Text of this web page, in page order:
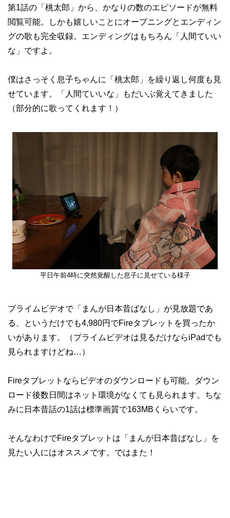
第1話の「桃太郎」から、かなりの数のエピソードが無料
閲覧可能。しかも嬉しいことにオープニングとエンディン
グの歌も完全収録。エンディングはもちろん「人間ていい
な」ですよ。
僕はさっそく息子ちゃんに「桃太郎」を繰り返し何度も見
せています。「人間ていいな」もだいぶ覚えてきました
（部分的に歌ってくれます！）
平日午前4時に突然覚醒した息子に見せている様子
プライムビデオで「まんが日本昔ばなし」が見放題であ
る、というだけでも4,980円でFireタブレットを買ったか
いがあります。（プライムビデオは見るだけならiPadでも
見られますけどね…）
Fireタブレットならビデオのダウンロードも可能。ダウン
ロード後数日間はネット環境がなくても見られます。ちな
みに日本昔話の1話は標準画質で163MBくらいです。
そんなわけでFireタブレットは「まんが日本昔ばなし」を
見たい人にはオススメです。ではまた！